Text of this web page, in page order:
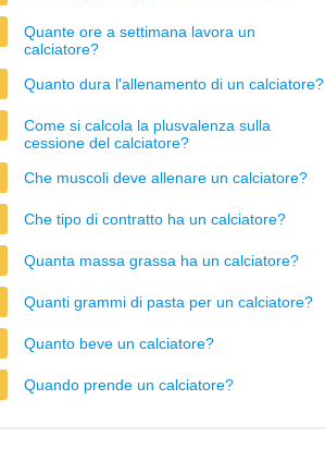
Quante ore a settimana lavora un
calciatore?
Quanto dura l'allenamento di un calciatore?
Come si calcola la plusvalenza sulla
cessione del calciatore?
Che muscoli deve allenare un calciatore?
Che tipo di contratto ha un calciatore?
Quanta massa grassa ha un calciatore?
Quanti grammi di pasta per un calciatore?
Quanto beve un calciatore?
Quando prende un calciatore?